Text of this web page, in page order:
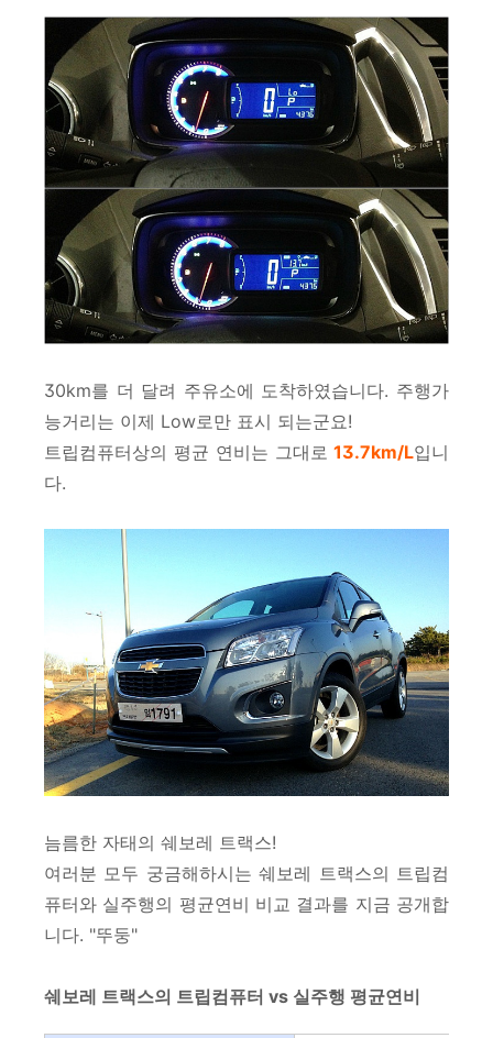
30km를 더 달려 주유소에 도착하였습니다. 주행가
능거리는 이제 Low로만 표시 되는군요!
트립컴퓨터상의 평균 연비는 그대로 13.7km/L입니
다.
늠름한 자태의 쉐보레 트랙스!
여러분 모두 궁금해하시는 쉐보레 트랙스의 트립컴
퓨터와 실주행의 평균연비 비교 결과를 지금 공개합
니다. "뚜둥"
쉐보레 트랙스의 트립컴퓨터 vs 실주행 평균연비